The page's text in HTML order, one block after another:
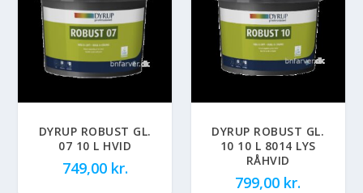
DYRUP ROBUST GL.
07 10 L HVID
749,00 kr.
DYRUP ROBUST GL.
10 10 L 8014 LYS
RÅHVID
799,00 kr.